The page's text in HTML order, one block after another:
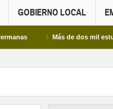
GOBIERNO LOCAL
Más de dos mil estudiantes